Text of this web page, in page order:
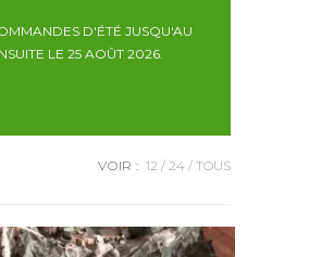
D'ÉTÉ JUSQU'AU
LE 25 AOÛT 2026.
VOIR : 12 24 TOUS